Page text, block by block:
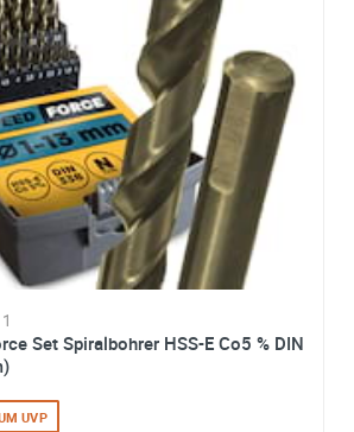
Set Spiralbohrer HSS-E Co5 % DIN
UVP